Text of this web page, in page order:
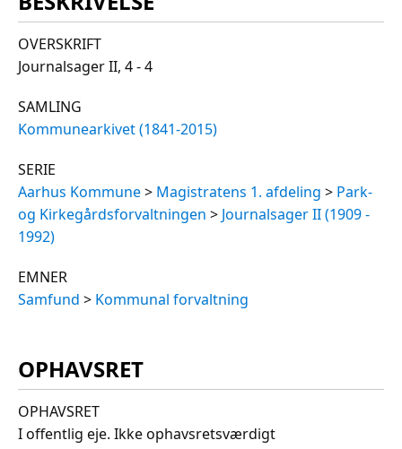
OVERSKRIFT
Journalsager II, 4 - 4
SAMLING
Kommunearkivet (1841-2015)
SERIE
Aarhus Kommune> Magistratens 1. afdeling > Park-
og Kirkegårdsforvaltningen > Journalsager II (1909 -
1992)
EMNER
Samfund > Kommunal forvaltning
OPHAVSRET
OPHAVSRET
I offentlig eje. Ikke ophavsretsværdigt